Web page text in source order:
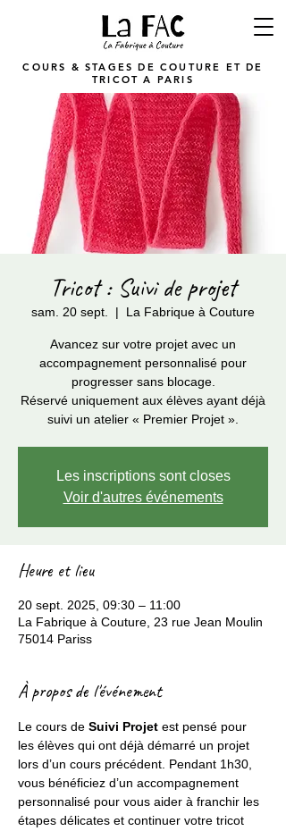
COURS & STAGES DE COUTURE ET DE
TRICOT A PARIS
Tricot : Suivi de projet
sam. 20 sept.
  |
La Fabrique à Couture
Avancez sur votre projet avec un
accompagnement personnalisé pour
progresser sans blocage.
Réservé uniquement aux élèves ayant déjà
suivi un atelier « Premier Projet ».
Les inscriptions sont closes
Voir d'autres événements
Heure et lieu
20 sept. 2025, 09:30 – 11:00
La Fabrique à Couture, 23 rue Jean Moulin
75014 Pariss
À propos de l'événement
Le cours de Suivi Projet est pensé pour
les élèves qui ont déjà démarré un projet
lors d’un cours précédent. Pendant 1h30,
vous bénéficiez d’un accompagnement
personnalisé pour vous aider à franchir les
étapes délicates et continuer votre tricot